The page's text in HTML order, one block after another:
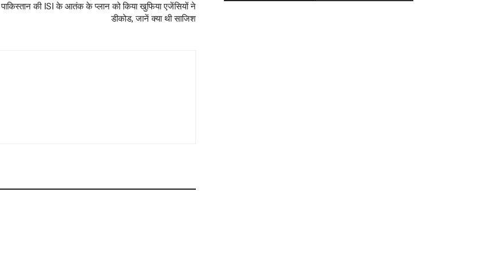
पाकिस्‍तान की ISI के आतंक के प्लान को किया खुफिया एजेंसियों ने
डीकोड, जानें क्‍या थी साजिश